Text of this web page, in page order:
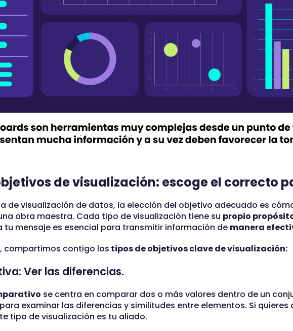
de visualización: escoge el correcto
de visualización de datos, la elección del objetivo adecuado es
obra maestra. Cada tipo de visualización tiene su propio
tu mensaje es esencial para transmitir información de manera
compartimos contigo los tipos de objetivos clave de visualización:
Ver las diferencias.
se centra en comparar dos o más valores dentro de un
examinar las diferencias y similitudes entre elementos. Si quieres
tipo de visualización es tu aliado.